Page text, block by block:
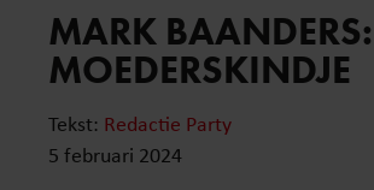
MARK BAANDERS:
MOEDERSKINDJE
Tekst: Redactie Party
5 februari 2024